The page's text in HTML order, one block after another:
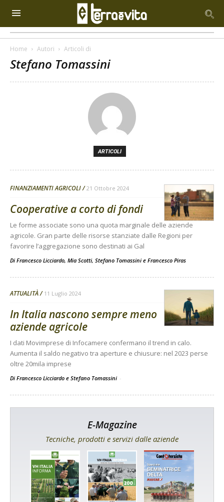
Home Autori Articoli di
Stefano Tomassini
ARTICOLI
FINANZIAMENTI AGRICOLI 21 Ottobre 2024
Cooperative a corto di fondi
Le forme associate sono una quota marginale delle aziende
agricole. Gran parte delle risorse stanziate dalle Regioni per
favorire l’aggregazione sono destinati ai Gal
Di Francesco Licciardo, Mia Scotti, Stefano Tomassini e Francesco Piras
ATTUALITÀ 11 Luglio 2024
In Italia nascono sempre meno
aziende agricole
I dati Movimprese di Infocamere confermano il trend in calo.
Aumenta il saldo negativo tra aperture e chiusure: nel 2023 perse
oltre 20mila imprese
Di Francesco Licciardo e Stefano Tomassini -
E-Magazine
Tecniche, prodotti e servizi dalle aziende